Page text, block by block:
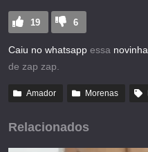
19 6
Caiu no whatsapp essa novinha
de zap zap.
Amador Morenas
Relacionados